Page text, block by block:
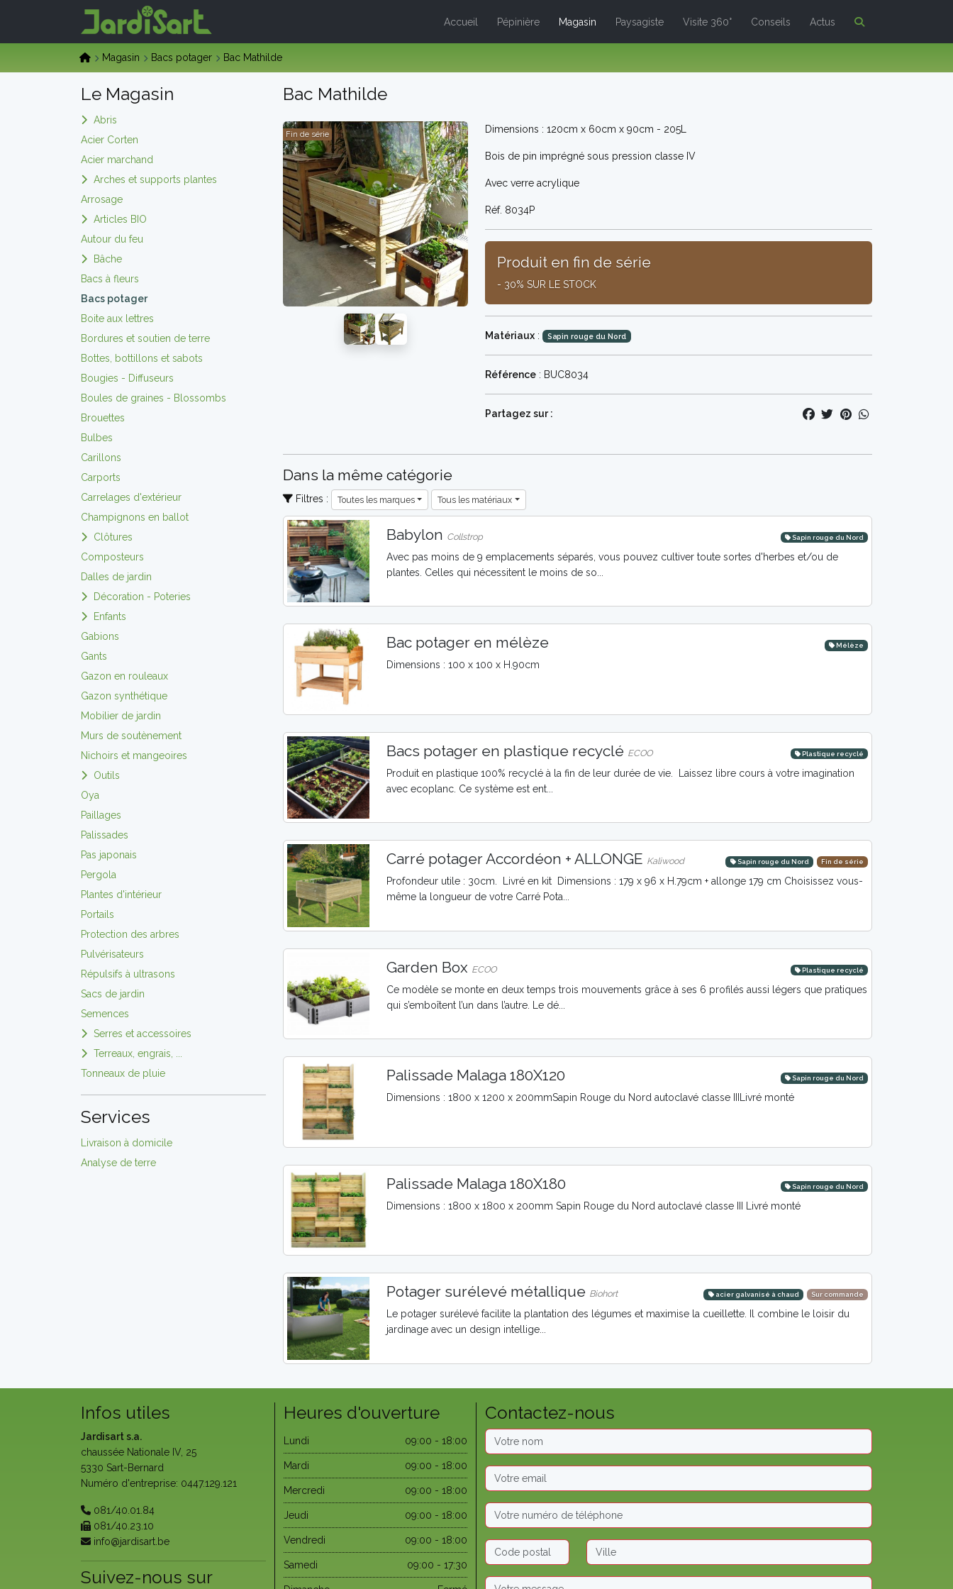
Accueil Pépinière Magasin Paysagiste Visite 360° Conseils Actus
Magasin Bacs potager Bac Mathilde
Le Magasin
Abris
Acier Corten
Acier marchand
Arches et supports plantes
Arrosage
Articles BIO
Autour du feu
Bâche
Bacs à fleurs
Bacs potager
Boite aux lettres
Bordures et soutien de terre
Bottes, bottillons et sabots
Bougies - Diffuseurs
Boules de graines - Blossombs
Brouettes
Bulbes
Carillons
Carports
Carrelages d'extérieur
Champignons en ballot
Clôtures
Composteurs
Dalles de jardin
Décoration - Poteries
Enfants
Gabions
Gants
Gazon en rouleaux
Gazon synthétique
Mobilier de jardin
Murs de soutènement
Nichoirs et mangeoires
Outils
Oya
Paillages
Palissades
Pas japonais
Pergola
Plantes d'intérieur
Portails
Protection des arbres
Pulvérisateurs
Répulsifs à ultrasons
Sacs de jardin
Semences
Serres et accessoires
Terreaux, engrais, ...
Tonneaux de pluie
Services
Livraison à domicile
Analyse de terre
Bac Mathilde
Fin de série Dimensions : 120cm x 60cm x 90cm - 205L
Bois de pin imprégné sous pression classe IV
Avec verre acrylique
Réf. 8034P
Produit en fin de série
- 30% SUR LE STOCK
Matériaux: Sapin rouge du Nord
Référence: BUC8034
Partagez sur :
Dans la même catégorie
Filtres : Toutes les marques Tous les matériaux
Babylon Collstrop Sapin rouge du Nord
Avec pas moins de 9 emplacements séparés, vous pouvez cultiver toute sortes d'herbes et/ou de
plantes. Celles qui nécessitent le moins de so...
Bac potager en mélèze Mélèze
Dimensions : 100 x 100 x H.90cm
Bacs potager en plastique recyclé ECOO Plastique recyclé
Produit en plastique 100% recyclé à la fin de leur durée de vie. Laissez libre cours à votre imagination
avec ecoplanc. Ce système est ent...
Carré potager Accordéon + ALLONGE Kaliwood Sapin rouge du Nord Fin de série
Profondeur utile : 30cm. Livré en kit Dimensions : 179 x 96 x H.79cm + allonge 179 cm Choisissez vous-
même la longueur de votre Carré Pota...
Garden Box ECOO Plastique recyclé
Ce modèle se monte en deux temps trois mouvements grâce à ses 6 profilés aussi légers que pratiques
qui s’emboîtent l’un dans l’autre. Le dé...
Palissade Malaga 180X120 Sapin rouge du Nord
Dimensions : 1800 x 1200 x 200mmSapin Rouge du Nord autoclavé classe IIILivré monté
Palissade Malaga 180X180 Sapin rouge du Nord
Dimensions : 1800 x 1800 x 200mm Sapin Rouge du Nord autoclavé classe III Livré monté
Potager surélevé métallique Biohort acier galvanisé à chaud Sur commande
Le potager surélevé facilite la plantation des légumes et maximise la cueillette. Il combine le loisir du
jardinage avec un design intellige...
Infos utiles
Jardisart s.a.
chaussée Nationale IV, 25
5330 Sart-Bernard
Numéro d'entreprise: 0447.129.121
081/40.01.84
081/40.23.10
info@jardisart.be
Suivez-nous sur
Heures d'ouverture
Lundi 09:00 - 18:00
Mardi 09:00 - 18:00
Mercredi 09:00 - 18:00
Jeudi 09:00 - 18:00
Vendredi 09:00 - 18:00
Samedi 09:00 - 17:30
Contactez-nous